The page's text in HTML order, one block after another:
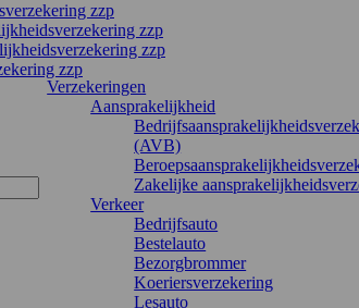
zzp
zzp
zzp
zzp
Verzekeringen
Aansprakelijkheid
(AVB)
Zakelijke
Verkeer
Bedrijfsauto
Bestelauto
Bezorgbrommer
Koeriersverzekering
Lesauto